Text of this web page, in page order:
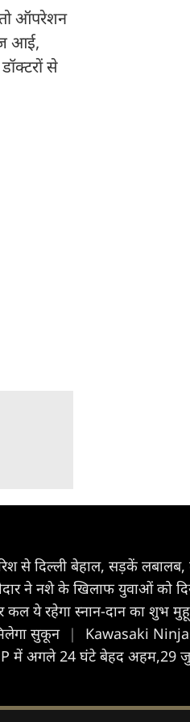
ऑपरेशन
आई,
से
से द‍िल्ली बेहाल, सड़कें
ने नशे के खिलाफ युवाओं को
ये रहेगा स्नान-दान का शुभ
सुकून |
Kawasaki
में अगले 24 घंटे बेहद अहम,29